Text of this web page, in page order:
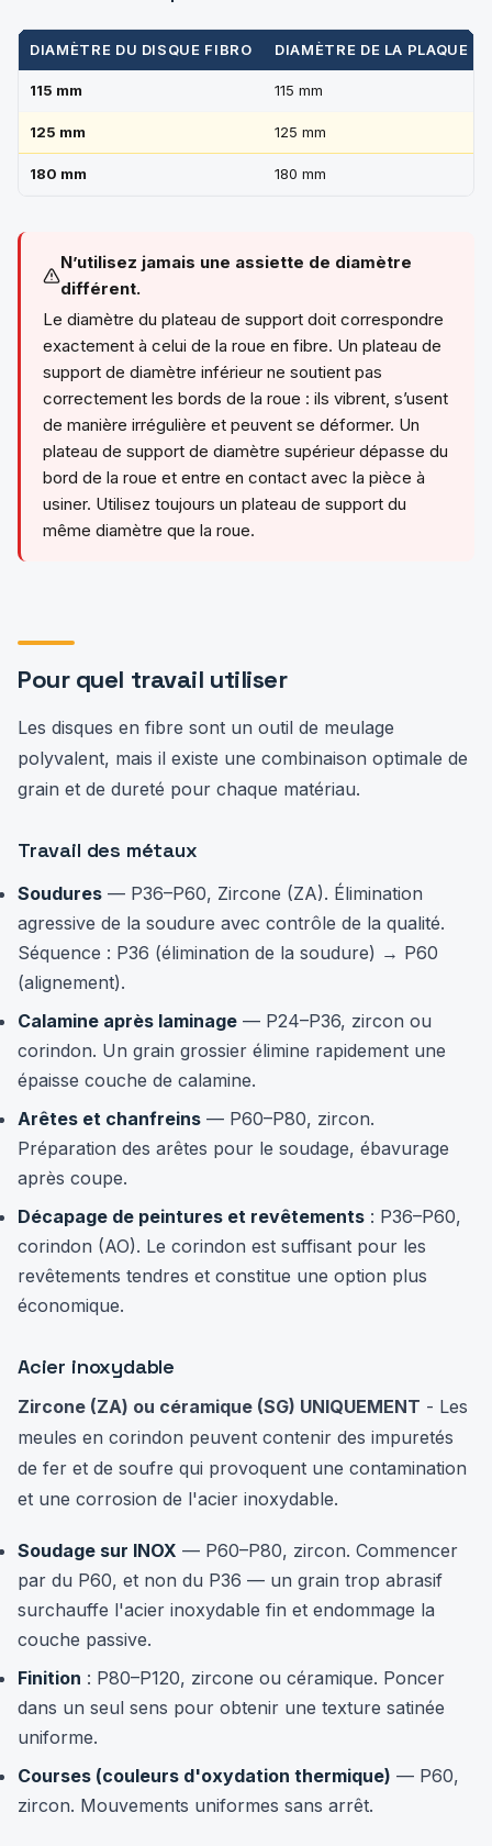
DIAMÈTRE DU DISQUE FIBRO DIAMÈTRE DE LA PLAQUE
115 mm 115 mm
125 mm 125 mm
180 mm 180 mm
N’utilisez jamais une assiette de diamètre
différent.
Le diamètre du plateau de support doit correspondre
exactement à celui de la roue en fibre. Un plateau de
support de diamètre inférieur ne soutient pas
correctement les bords de la roue : ils vibrent, s’usent
de manière irrégulière et peuvent se déformer. Un
plateau de support de diamètre supérieur dépasse du
bord de la roue et entre en contact avec la pièce à
usiner. Utilisez toujours un plateau de support du
même diamètre que la roue.
Pour quel travail utiliser
Les disques en fibre sont un outil de meulage
polyvalent, mais il existe une combinaison optimale de
grain et de dureté pour chaque matériau.
Travail des métaux
Soudures — P36–P60, Zircone (ZA). Élimination
agressive de la soudure avec contrôle de la qualité.
Séquence : P36 (élimination de la soudure) → P60
(alignement).
Calamine après laminage — P24–P36, zircon ou
corindon. Un grain grossier élimine rapidement une
épaisse couche de calamine.
Arêtes et chanfreins — P60–P80, zircon.
Préparation des arêtes pour le soudage, ébavurage
après coupe.
Décapage de peintures et revêtements : P36–P60,
corindon (AO). Le corindon est suffisant pour les
revêtements tendres et constitue une option plus
économique.
Acier inoxydable
Zircone (ZA) ou céramique (SG) UNIQUEMENT - Les
meules en corindon peuvent contenir des impuretés
de fer et de soufre qui provoquent une contamination
et une corrosion de l'acier inoxydable.
Soudage sur INOX — P60–P80, zircon. Commencer
par du P60, et non du P36 — un grain trop abrasif
surchauffe l'acier inoxydable fin et endommage la
couche passive.
Finition : P80–P120, zircone ou céramique. Poncer
dans un seul sens pour obtenir une texture satinée
uniforme.
Courses (couleurs d'oxydation thermique) — P60,
zircon. Mouvements uniformes sans arrêt.